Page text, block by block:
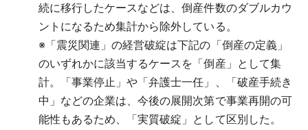
続に移行したケースなどは、倒産件数のダブルカウ
ントになるため集計から除外している。
※ 「震災関連」の経営破綻は下記の「倒産の定義」
のいずれかに該当するケースを「倒産」として集
計。「事業停止」や「弁護士一任」、「破産手続き
中」などの企業は、今後の展開次第で事業再開の可
能性もあるため、「実質破綻」として区別した。